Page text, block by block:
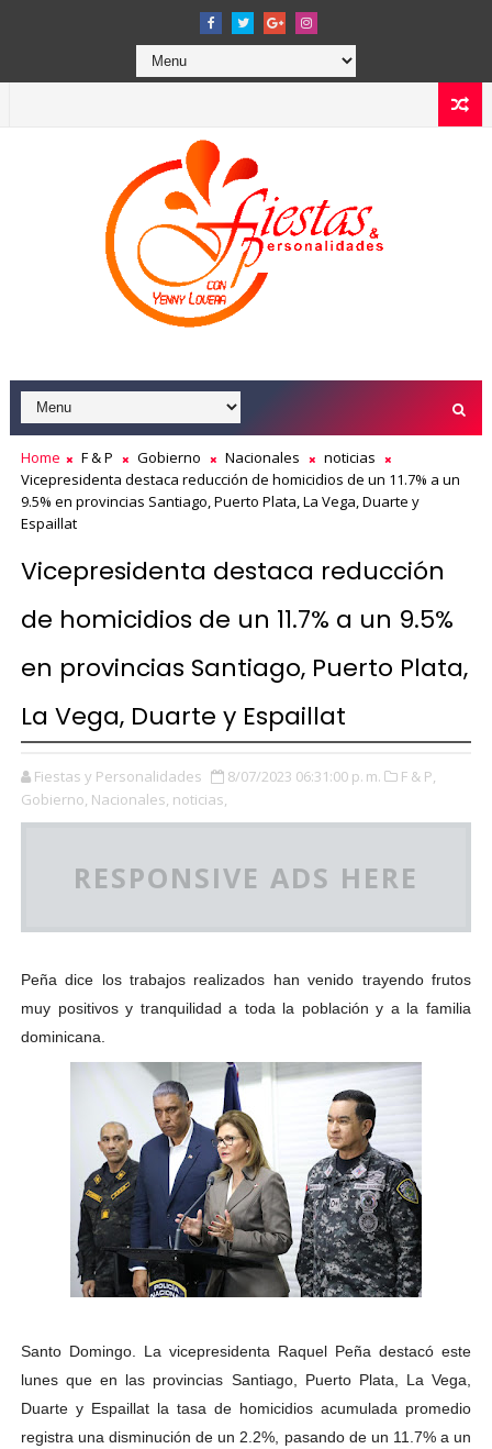
Home F & P Gobierno Nacionales
noticias
Vicepresidenta destaca reducción de homicidios de un 11.7% a un
9.5% en provincias Santiago, Puerto Plata, La Vega, Duarte y
Espaillat
Vicepresidenta destaca reducción
de homicidios de un 11.7% a un 9.5%
en provincias Santiago, Puerto Plata,
La Vega, Duarte y Espaillat
Fiestas y Personalidades 8/07/2023 06:31:00 p. m.
F & P,
Gobierno, Nacionales, noticias,
RESPONSIVE ADS HERE
Peña dice los trabajos realizados han venido trayendo frutos
muy positivos y tranquilidad a toda la población y a la familia
dominicana.
Santo Domingo. La vicepresidenta Raquel Peña destacó este
lunes que en las provincias Santiago, Puerto Plata, La Vega,
Duarte y Espaillat la tasa de homicidios acumulada promedio
registra una disminución de un 2.2%, pasando de un 11.7% a un